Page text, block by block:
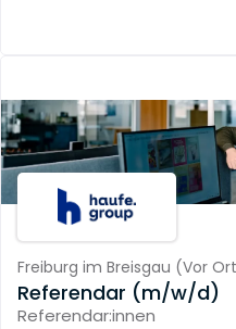
Freiburg im Breisgau (Vor Ort
Referendar (m/w/d)
Referendar:innen